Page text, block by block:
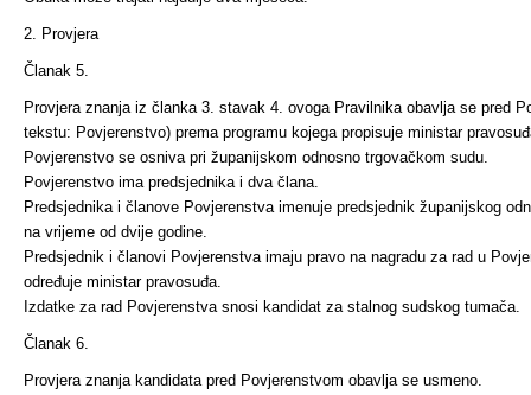
2. Provjera
Članak 5.
Provjera znanja iz članka 3. stavak 4. ovoga Pravilnika obavlja se pred
tekstu: Povjerenstvo) prema programu kojega propisuje ministar
Povjerenstvo se osniva pri županijskom odnosno trgovačkom sudu.
Povjerenstvo ima predsjednika i dva člana.
Predsjednika i članove Povjerenstva imenuje predsjednik županijskog
na vrijeme od dvije godine.
Predsjednik i članovi Povjerenstva imaju pravo na nagradu za rad u
određuje ministar pravosuđa.
Izdatke za rad Povjerenstva snosi kandidat za stalnog sudskog tumača.
Članak 6.
Provjera znanja kandidata pred Povjerenstvom obavlja se usmeno.